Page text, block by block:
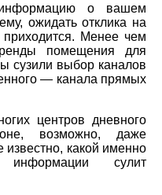
о вашем
ожидать отклика на
Менее чем
помещения для
сузили выбор каналов
— канала прямых
центров дневного
возможно, даже
какой именно
информации сулит